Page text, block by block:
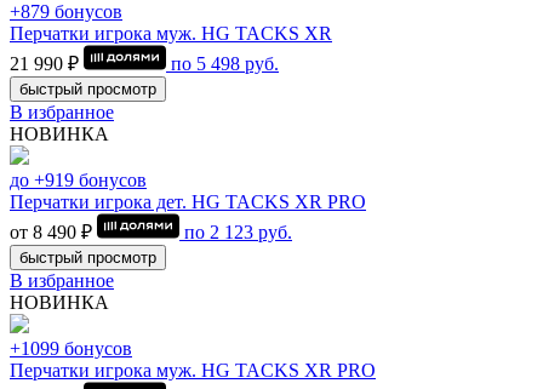
+879 бонусов
Перчатки игрока муж. HG TACKS XR
21 990 ₽
по 5 498 руб.
быстрый просмотр
В избранное
НОВИНКА
до +919 бонусов
Перчатки игрока дет. HG TACKS XR PRO
от 8 490 ₽
по 2 123 руб.
быстрый просмотр
В избранное
НОВИНКА
+1099 бонусов
Перчатки игрока муж. HG TACKS XR PRO